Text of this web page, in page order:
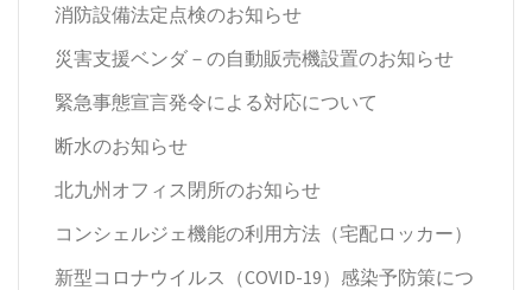
消防設備法定点検のお知らせ
災害支援ベンダ－の自動販売機設置のお知らせ
緊急事態宣言発令による対応について
断水のお知らせ
北九州オフィス閉所のお知らせ
コンシェルジェ機能の利用方法（宅配ロッカー）
新型コロナウイルス（COVID-19）感染予防策につ